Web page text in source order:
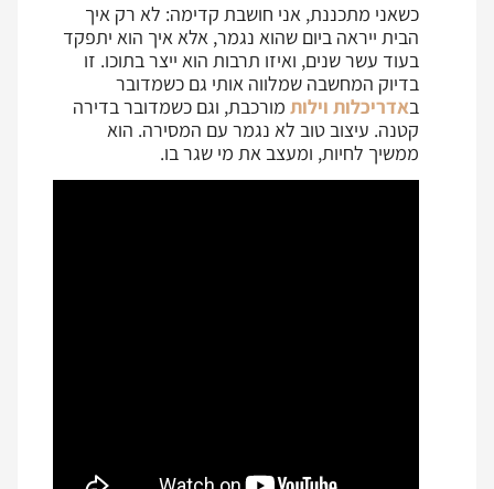
כשאני מתכננת, אני חושבת קדימה: לא רק איך
הבית ייראה ביום שהוא נגמר, אלא איך הוא יתפקד
בעוד עשר שנים, ואיזו תרבות הוא ייצר בתוכו. זו
בדיוק המחשבה שמלווה אותי גם כשמדובר
באדריכלות וילות מורכבת, וגם כשמדובר בדירה
קטנה. עיצוב טוב לא נגמר עם המסירה. הוא
ממשיך לחיות, ומעצב את מי שגר בו.